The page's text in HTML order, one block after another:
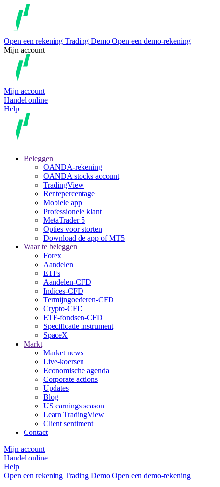
Open een rekening Trading Demo Open een demo-rekening
Mijn account
Mijn account
Handel online
Help
Beleggen
OANDA-rekening
OANDA stocks account
TradingView
Rentepercentage
Mobiele app
Professionele klant
MetaTrader 5
Opties voor storten
Download de app of MT5
Waar te beleggen
Forex
Aandelen
ETFs
Aandelen-CFD
Indices-CFD
Termijngoederen-CFD
Crypto-CFD
ETF-fondsen-CFD
Specificatie instrument
SpaceX
Markt
Market news
Live-koersen
Economische agenda
Corporate actions
Updates
Blog
US earnings season
Learn TradingView
Client sentiment
Contact
Mijn account
Handel online
Help
Open een rekening Trading Demo Open een demo-rekening